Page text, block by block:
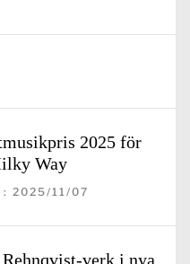
2025 för
Way
: 2025/11/07
verk i nya